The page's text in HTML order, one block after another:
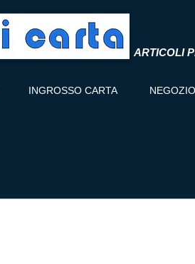
ARTICOLI
INGROSSO CARTA NEGOZIO